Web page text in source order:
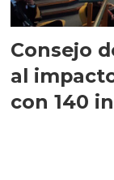
Consejo
al
con 140